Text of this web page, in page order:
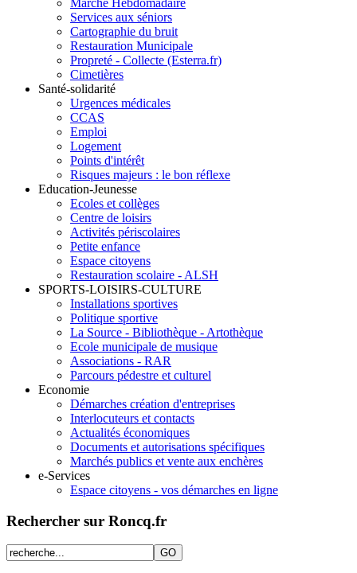
Marché Hebdomadaire
Services aux séniors
Cartographie du bruit
Restauration Municipale
Propreté - Collecte (Esterra.fr)
Cimetières
Santé-solidarité
Urgences médicales
CCAS
Emploi
Logement
Points d'intérêt
Risques majeurs : le bon réflexe
Education-Jeunesse
Ecoles et collèges
Centre de loisirs
Activités périscolaires
Petite enfance
Espace citoyens
Restauration scolaire - ALSH
SPORTS-LOISIRS-CULTURE
Installations sportives
Politique sportive
La Source - Bibliothèque - Artothèque
Ecole municipale de musique
Associations - RAR
Parcours pédestre et culturel
Economie
Démarches création d'entreprises
Interlocuteurs et contacts
Actualités économiques
Documents et autorisations spécifiques
Marchés publics et vente aux enchères
e-Services
Espace citoyens - vos démarches en ligne
Rechercher sur Roncq.fr